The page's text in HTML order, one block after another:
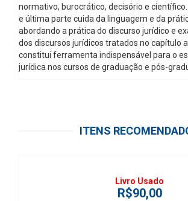
normativo, burocrático, decisório e
e última parte cuida da linguagem e da
abordando a prática do discurso jurídico e
dos discursos jurídicos tratados no capítulo
constitui ferramenta indispensável para o
jurídica nos cursos de graduação e pós-
ITENS
Livro Usado
R$90,00